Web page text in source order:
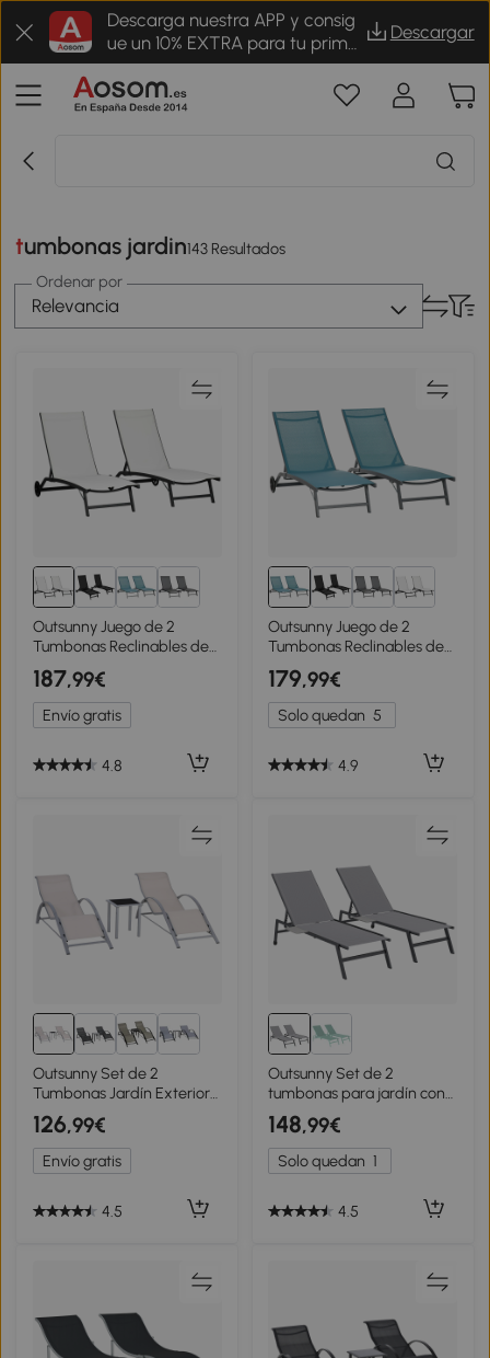
Descarga nuestra APP y consig
ue un 10% EXTRA para tu prime
r pedido
Descargar
tumbonas jardin143 Resultados
Ordenar por
Relevancia
Outsunny Juego de 2
Tumbonas Reclinables de
Jardín de Aluminio con
Respaldo Ajustable y
Ruedas 165x66x102 cm
Blanco Mate
187,99€
Envío gratis
4.8
Outsunny Juego de 2
Tumbonas Reclinables de
Jardín de Aluminio con
Respaldo Ajustable y
Ruedas 165x66x102 cm
Azul y Gris
179,99€
Solo quedan 5
4.9
Outsunny Set de 2
Tumbonas Jardín Exterior
con Mesa Auxiliar de Vidrio
Templado Tumbonas con
Respaldo Reposabrazos
para Patio Piscina Terraza
126,99€
Envío gratis
4.5
Outsunny Set de 2
tumbonas para jardín con
respaldo ajustable en 5
posiciones, mesa lateral, 2
ruedas, pies
antideslizantes, gris
148,99€
Solo quedan 1
4.5